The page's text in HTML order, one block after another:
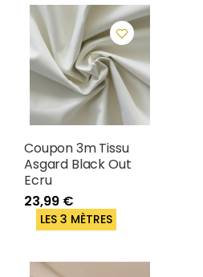
Coupon 3m Tissu
Asgard Black Out
Ecru
23,99 €
LES 3 MÈTRES